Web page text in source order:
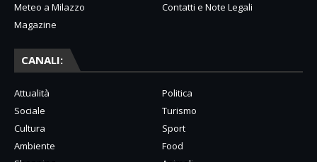
Meteo a Milazzo
Contatti e Note Legali
Magazine
CANALI:
Attualità
Politica
Sociale
Turismo
Cultura
Sport
Ambiente
Food